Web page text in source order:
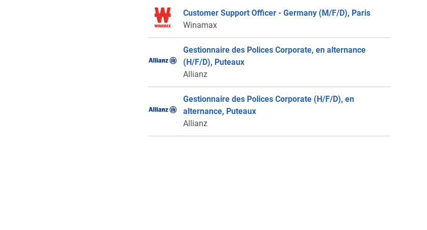
Customer Support Officer - Germany (M/F/D), Paris
Winamax
Gestionnaire des Polices Corporate, en alternance
(H/F/D), Puteaux
Allianz
Gestionnaire des Polices Corporate (H/F/D), en
alternance, Puteaux
Allianz